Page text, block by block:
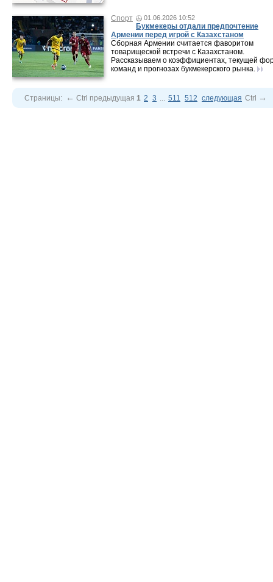
Спорт 01.06.2026 10:52
Букмекеры отдали предпочтение
Армении перед игрой с Казахстаном
Сборная Армении считается фаворитом
товарищеской встречи с Казахстаном.
Рассказываем о коэффициентах, текущей
команд и прогнозах букмекерского рынка.
Страницы: ← Ctrl предыдущая 1 2 3 ... 511 512 следующая Ctrl →